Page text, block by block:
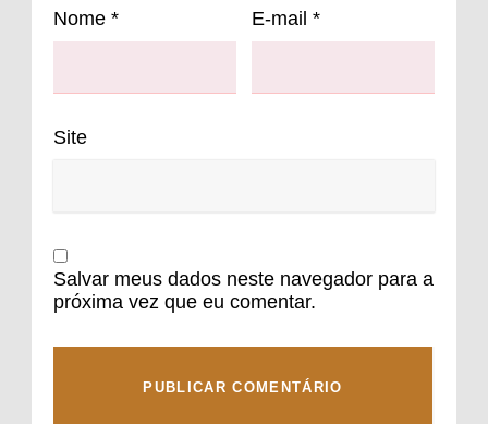
Nome * E-mail *
Site
Salvar meus dados neste navegador para a
próxima vez que eu comentar.